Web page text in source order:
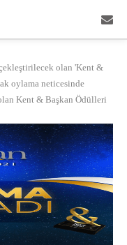
olan 'Kent &
oylama neticesinde
Kent & Başkan Ödülleri